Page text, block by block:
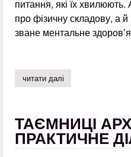
питання, які їх
про фізичну складову, а
зване ментальне
читати далі
ТАЄМНИЦІ
ПРАКТИЧНЕ